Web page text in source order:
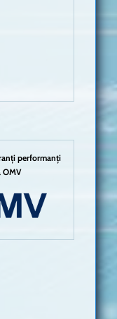
performanți
OMV